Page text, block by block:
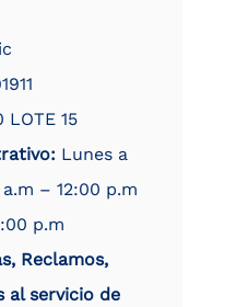
LOTE 15
Lunes a
– 12:00 p.m
p.m
Reclamos,
al servicio de